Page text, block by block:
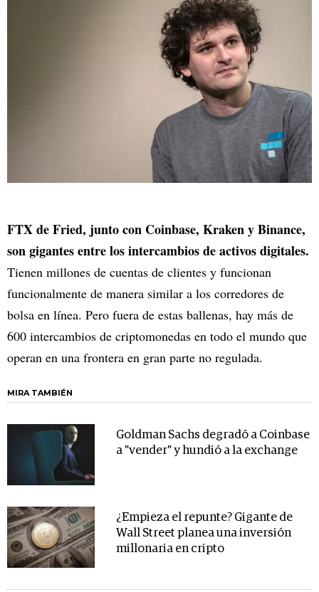
FTX de Fried, junto con Coinbase, Kraken y Binance,
son gigantes entre los intercambios de activos digitales.
Tienen millones de cuentas de clientes y funcionan
funcionalmente de manera similar a los corredores de
bolsa en línea. Pero fuera de estas ballenas, hay más de
600 intercambios de criptomonedas en todo el mundo que
operan en una frontera en gran parte no regulada.
MIRA TAMBIÉN
Goldman Sachs degradó a Coinbase
a "vender" y hundió a la exchange
¿Empieza el repunte? Gigante de
Wall Street planea una inversión
millonaria en cripto